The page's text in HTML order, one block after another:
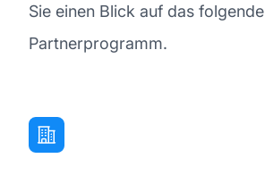
Sie einen Blick auf das folgende
Partnerprogramm.